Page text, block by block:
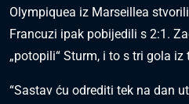
Olympiquea iz Marseillea
Francuzi ipak pobijedili s 2:1.
„potopili“ Sturm, i to s tri gola iz
“Sastav ću odrediti tek na dan